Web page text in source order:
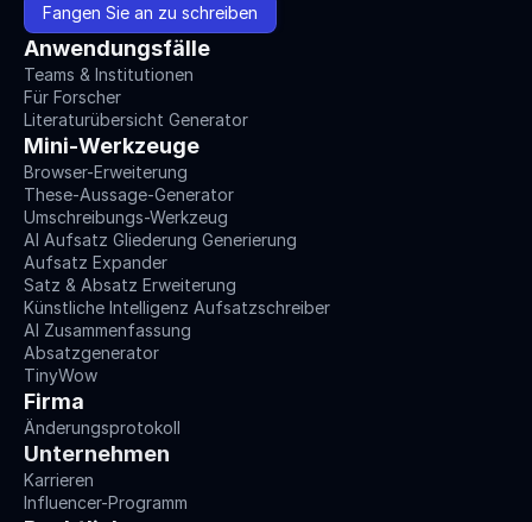
Fangen Sie an zu schreiben
Anwendungsfälle
Teams & Institutionen
Für Forscher
Literaturübersicht Generator
Mini-Werkzeuge
Browser-Erweiterung
These-Aussage-Generator
Umschreibungs-Werkzeug
AI Aufsatz Gliederung Generierung
Aufsatz Expander
Satz & Absatz Erweiterung
Künstliche Intelligenz Aufsatzschreiber
AI Zusammenfassung
Absatzgenerator
TinyWow
Firma
Änderungsprotokoll
Unternehmen
Karrieren
Influencer-Programm